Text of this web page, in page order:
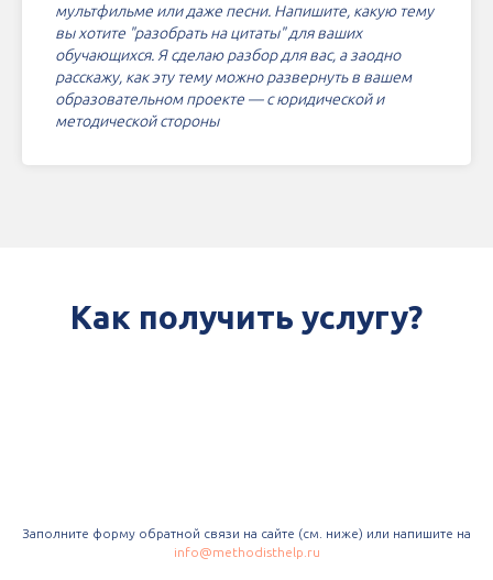
мультфильме или даже песни. Напишите, какую тему
вы хотите "разобрать на цитаты" для ваших
обучающихся. Я сделаю разбор для вас, а заодно
расскажу, как эту тему можно развернуть в вашем
образовательном проекте — с юридической и
методической стороны
Как получить услугу?
Заполните форму обратной связи на сайте (см. ниже) или напишите на
info@methodisthelp.ru